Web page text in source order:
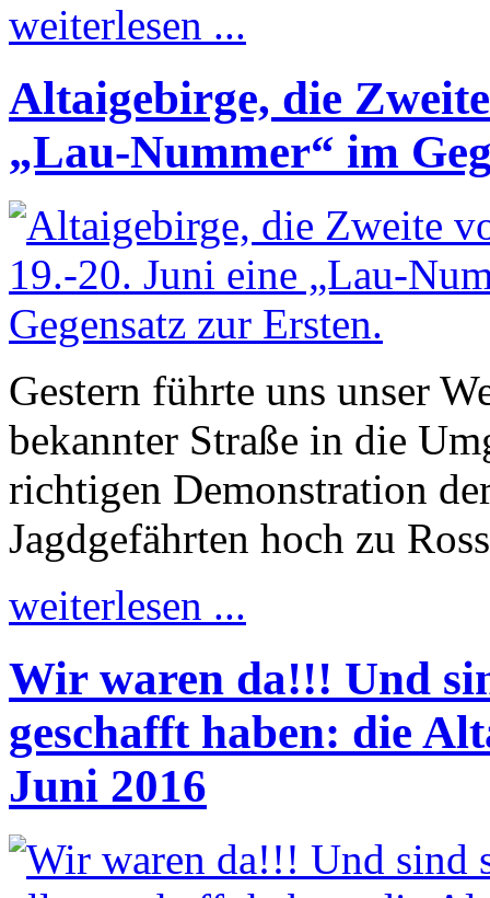
weiterlesen ...
Altaigebirge, die
„Lau-Nummer“ im
Gestern führte uns unser
bekannter Straße in die
richtigen Demonstration
Jagdgefährten hoch zu
weiterlesen ...
Wir waren da!!! Und
geschafft haben: die
Juni 2016